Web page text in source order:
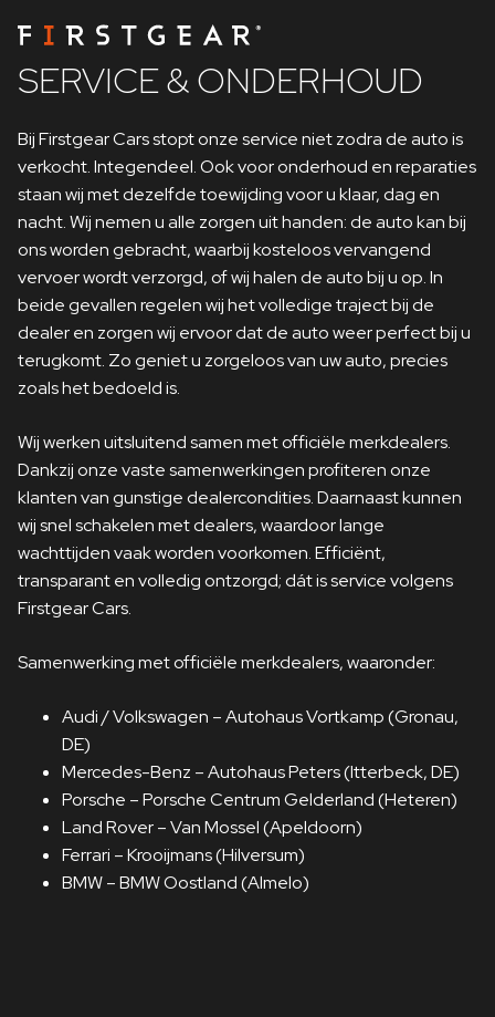
SERVICE & ONDERHOUD
Bij Firstgear Cars stopt onze service niet zodra de auto is
verkocht. Integendeel. Ook voor onderhoud en reparaties
staan wij met dezelfde toewijding voor u klaar, dag en
nacht. Wij nemen u alle zorgen uit handen: de auto kan bij
ons worden gebracht, waarbij kosteloos vervangend
vervoer wordt verzorgd, of wij halen de auto bij u op. In
beide gevallen regelen wij het volledige traject bij de
dealer en zorgen wij ervoor dat de auto weer perfect bij u
terugkomt. Zo geniet u zorgeloos van uw auto, precies
zoals het bedoeld is.
Wij werken uitsluitend samen met officiële merkdealers.
Dankzij onze vaste samenwerkingen profiteren onze
klanten van gunstige dealercondities. Daarnaast kunnen
wij snel schakelen met dealers, waardoor lange
wachttijden vaak worden voorkomen. Efficiënt,
transparant en volledig ontzorgd; dát is service volgens
Firstgear Cars.
Samenwerking met officiële merkdealers, waaronder:
Audi / Volkswagen – Autohaus Vortkamp (Gronau,
DE)
Mercedes-Benz – Autohaus Peters (Itterbeck, DE)
Porsche – Porsche Centrum Gelderland (Heteren)
Land Rover – Van Mossel (Apeldoorn)
Ferrari – Krooijmans (Hilversum)
BMW – BMW Oostland (Almelo)